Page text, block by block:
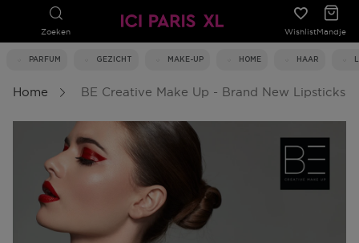
Zoeken WishlistMandje
PARFUM GEZICHT MAKE-UP HOME HAAR
Home BE Creative Make Up - Brand New Lipsticks